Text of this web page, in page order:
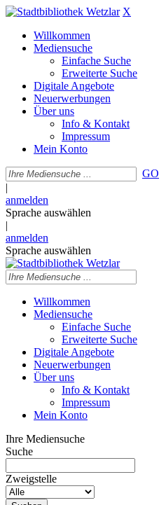
X
Willkommen
Mediensuche
Einfache Suche
Erweiterte Suche
Digitale Angebote
Neuerwerbungen
Über uns
Info & Kontakt
Impressum
Mein Konto
GO
|
anmelden
Sprache auswählen
|
anmelden
Sprache auswählen
Willkommen
Mediensuche
Einfache Suche
Erweiterte Suche
Digitale Angebote
Neuerwerbungen
Über uns
Info & Kontakt
Impressum
Mein Konto
Ihre Mediensuche
Suche
Zweigstelle